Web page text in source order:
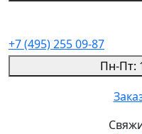
+7 (495) 255 09-87
Пн-Пт: